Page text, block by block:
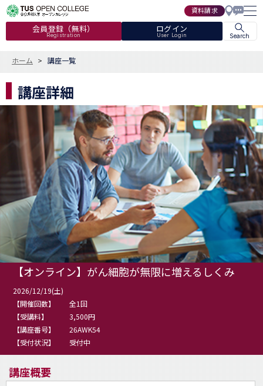
資料請求
会員登録（無料）
Registration
ログイン
User Login Search
ホーム 講座一覧
講座詳細
【オンライン】がん細胞が無限に増えるしくみ
2026/12/19(土)
【開催回数】
全1回
【受講料】
3,500円
【講座番号】
26AWK54
【受付状況】
受付中
講座概要